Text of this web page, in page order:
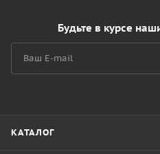
Будьте в курсе
КАТАЛОГ